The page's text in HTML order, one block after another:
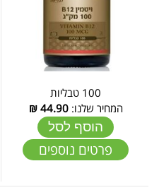
100 טבליות
המחיר שלנו:44.90
₪
הוסף לסל
פרטים נוספים